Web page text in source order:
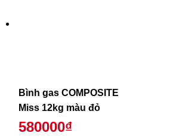
Bình gas COMPOSITE
Miss 12kg màu đỏ
580000₫